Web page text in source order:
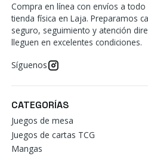
Compra en línea con envíos a
tienda física en Laja. Preparamos
seguro, seguimiento y atención
lleguen en excelentes condiciones.
Síguenos
CATEGORÍAS
Juegos de mesa
Juegos de cartas TCG
Mangas